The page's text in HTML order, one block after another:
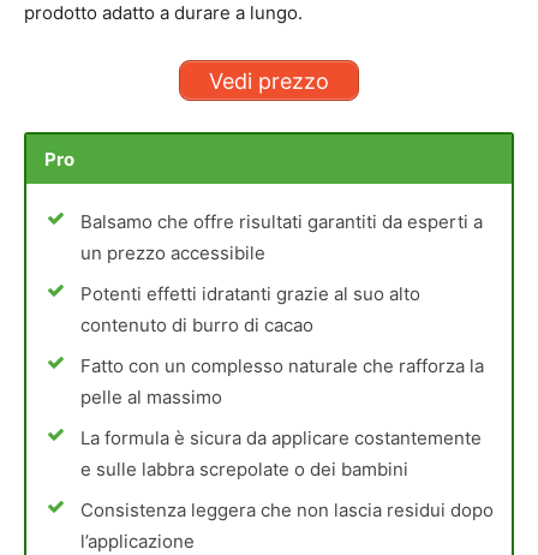
prodotto adatto a durare a lungo.
Vedi prezzo
Pro
Balsamo che offre risultati garantiti da esperti a
un prezzo accessibile
Potenti effetti idratanti grazie al suo alto
contenuto di burro di cacao
Fatto con un complesso naturale che rafforza la
pelle al massimo
La formula è sicura da applicare costantemente
e sulle labbra screpolate o dei bambini
Consistenza leggera che non lascia residui dopo
l’applicazione